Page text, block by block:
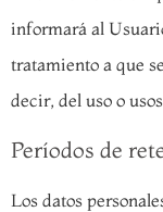
informará al
tratamiento a que
decir, del uso o
Períodos de
Los datos